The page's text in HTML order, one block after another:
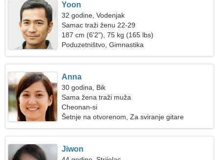
Yoon
32 godine, Vodenjak
Samac traži ženu 22-29
187 cm (6'2"), 75 kg (165 lbs)
Poduzetništvo, Gimnastika
Anna
30 godina, Bik
Sama žena traži muža
Cheonan-si
Šetnje na otvorenom, Za sviranje gitare
Jiwon